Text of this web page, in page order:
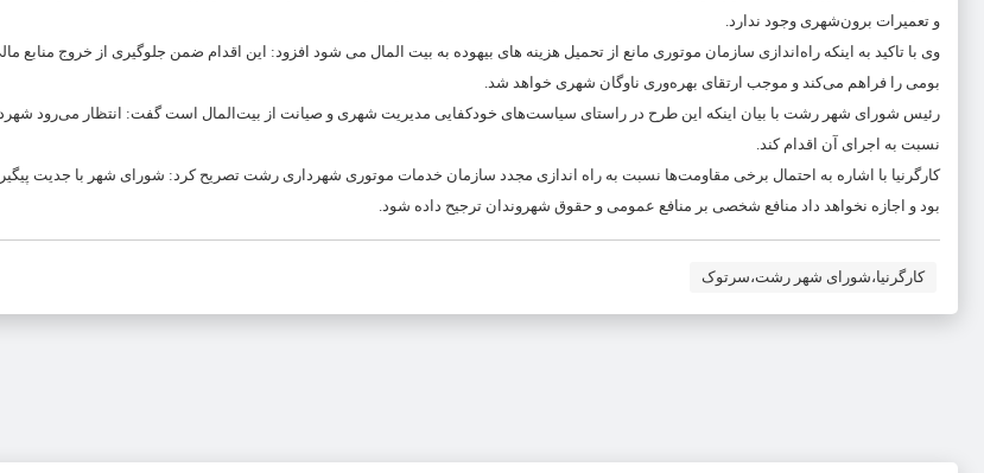
و تعمیرات برون‌شهری وجود ندارد.
وی با تاکید به اینکه راه‌اندازی سازمان موتوری مانع از تحمیل هزینه های بیهوده به بیت المال می شود افزود: این اقدام ضمن جلوگیری از خروج منابع
بومی را فراهم می‌کند و موجب ارتقای بهره‌وری ناوگان شهری خواهد شد.
رئیس شورای شهر رشت با بیان اینکه این طرح در راستای سیاست‌های خودکفایی مدیریت شهری و صیانت از بیت‌المال است گفت: انتظار می‌رود
نسبت به اجرای آن اقدام کند.
کارگرنیا با اشاره به احتمال برخی مقاومت‌ها نسبت به راه اندازی مجدد سازمان خدمات موتوری شهرداری رشت تصریح کرد: شورای شهر با جدیت
بود و اجازه نخواهد داد منافع شخصی بر منافع عمومی و حقوق شهروندان ترجیح داده شود.
کارگرنیا،شورای شهر رشت،سرتوک